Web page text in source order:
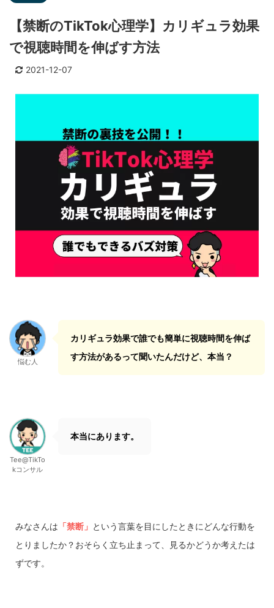
【禁断のTikTok心理学】カリギュラ効果
で視聴時間を伸ばす方法
2021-12-07
悩む人
カリギュラ効果で誰でも簡単に視聴時間を伸ば
す方法があるって聞いたんだけど、本当？
Tee@TikTo
kコンサル
本当にあります。
みなさんは 「禁断」 という言葉を目にしたときにどんな行動を
とりましたか？おそらく立ち止まって、見るかどうか考えたは
ずです。